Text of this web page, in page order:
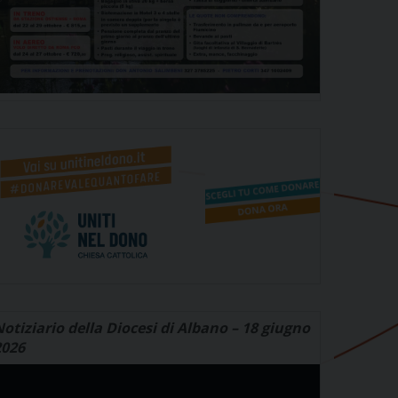
della Diocesi di Albano – 18 giugno